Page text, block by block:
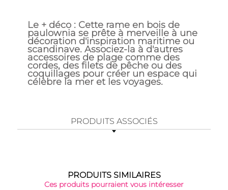
Le + déco : Cette rame en bois de
paulownia se prête à merveille à une
décoration d'inspiration maritime ou
scandinave. Associez-la à d'autres
accessoires de plage comme des
cordes, des filets de pêche ou des
coquillages pour créer un espace qui
célèbre la mer et les voyages.
PRODUITS ASSOCIÉS
PRODUITS SIMILAIRES
Ces produits pourraient vous intéresser